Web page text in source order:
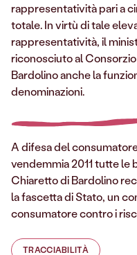
rappresentatività pari a
totale. In virtù di tale
rappresentatività, il
riconosciuto al
Bardolino anche la
denominazioni.
A difesa del
vendemmia 2011 tutte le
Chiaretto di Bardolino
la fascetta di Stato, un
consumatore contro i
TRACCIABILITÀ